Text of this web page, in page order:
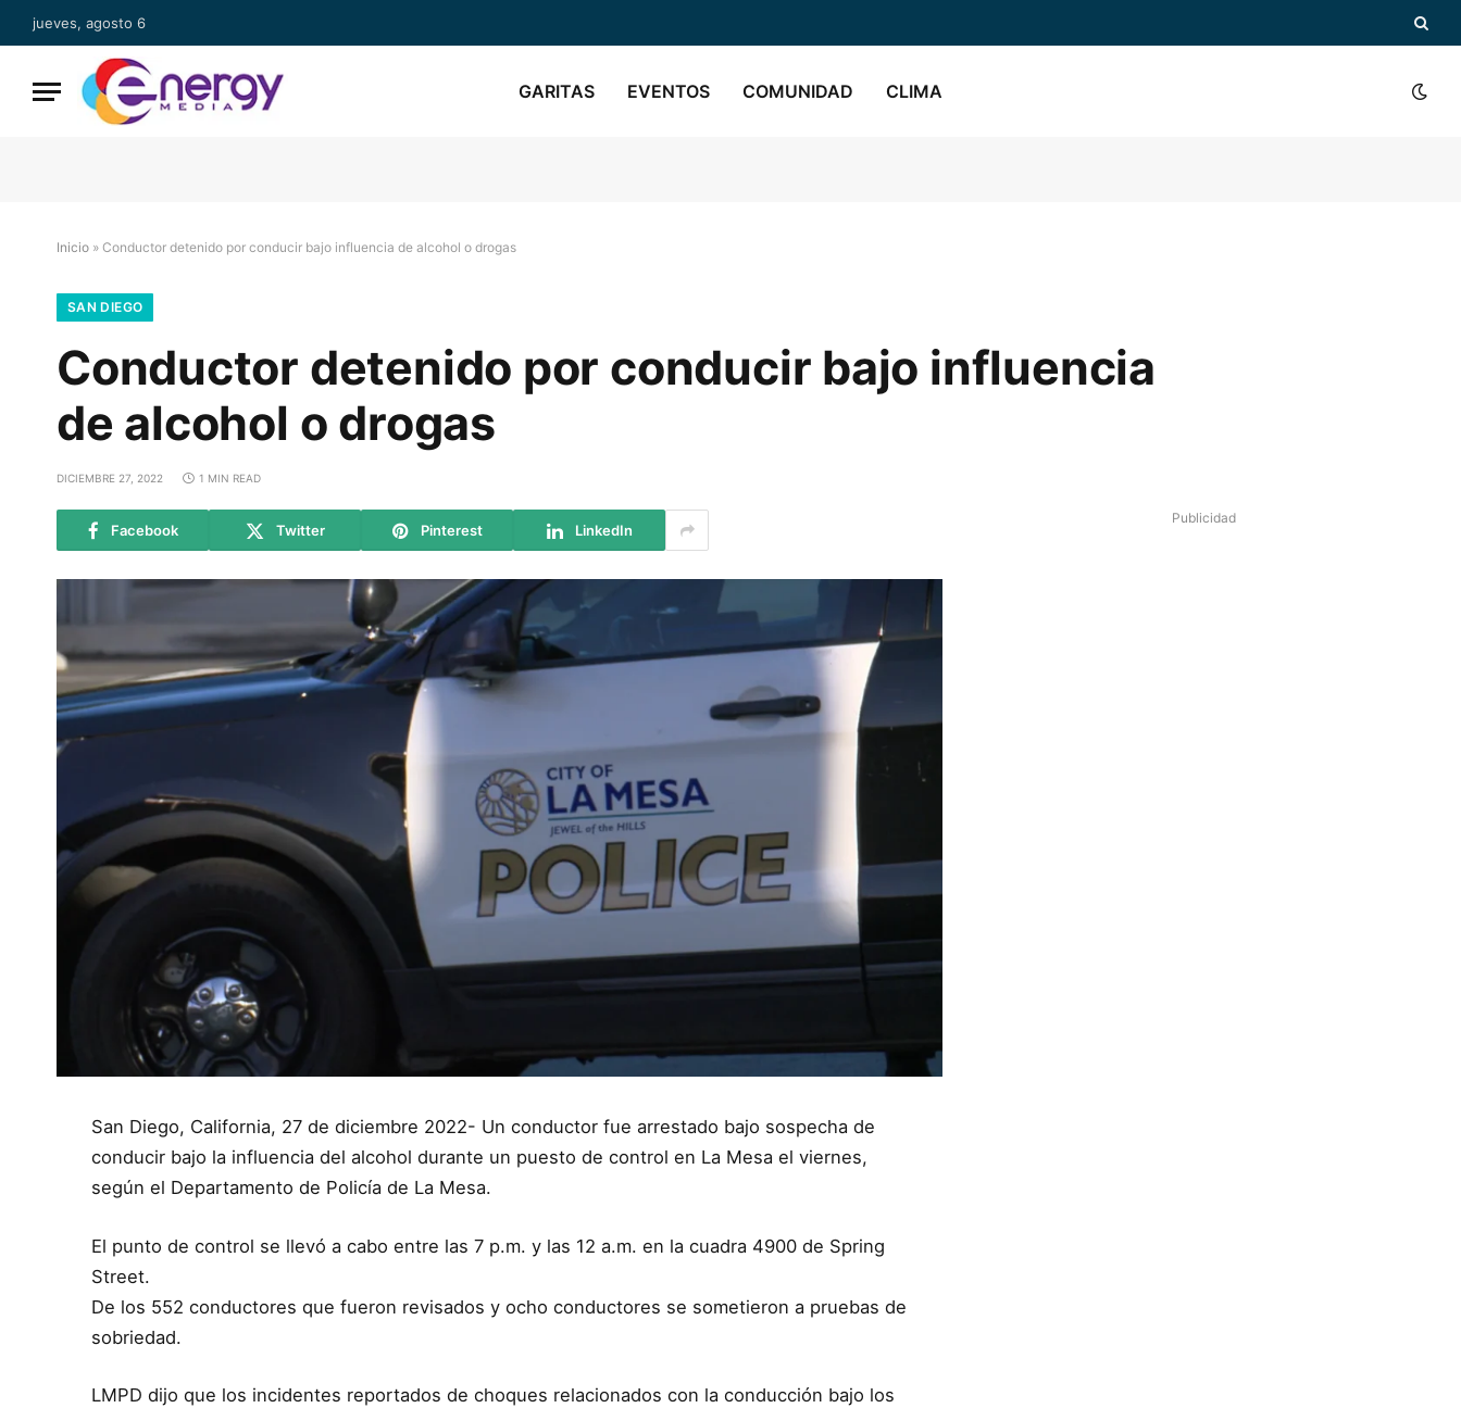
jueves, agosto 6
GARITAS EVENTOS COMUNIDAD CLIMA
Inicio » Conductor detenido por conducir bajo influencia de alcohol o drogas
SAN DIEGO
Conductor detenido por conducir bajo influencia
de alcohol o drogas
DICIEMBRE 27, 2022 1 MIN READ
Facebook Twitter Pinterest LinkedIn
San Diego, California, 27 de diciembre 2022- Un conductor fue arrestado bajo sospecha de
conducir bajo la influencia del alcohol durante un puesto de control en La Mesa el viernes,
según el Departamento de Policía de La Mesa.
El punto de control se llevó a cabo entre las 7 p.m. y las 12 a.m. en la cuadra 4900 de Spring
Street.
De los 552 conductores que fueron revisados y ocho conductores se sometieron a pruebas de
sobriedad.
LMPD dijo que los incidentes reportados de choques relacionados con la conducción bajo los
Publicidad